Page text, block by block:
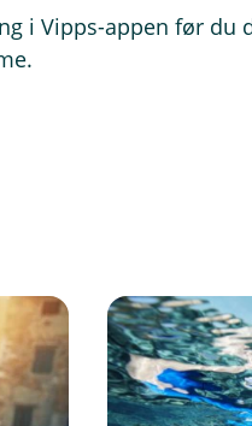
i Vipps-appen før du